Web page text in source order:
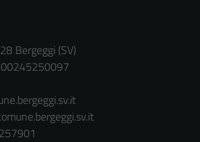
Bergeggi (SV)
00245250097
informazioni